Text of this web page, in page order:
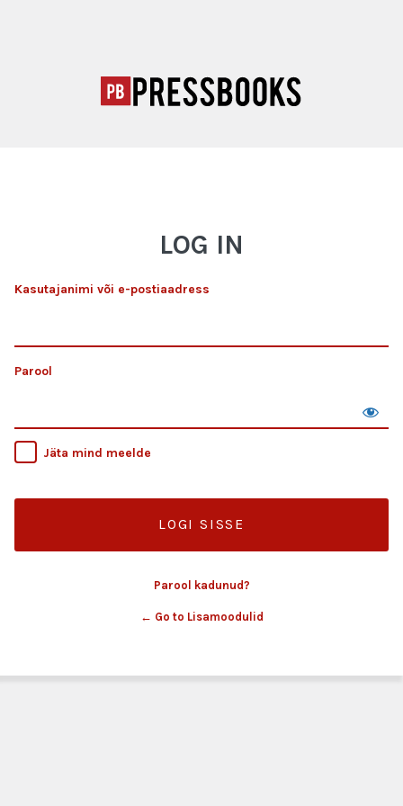
LOG IN
Kasutajanimi või e-postiaadress
Parool
Jäta mind meelde
Parool kadunud?
← Go to Lisamoodulid